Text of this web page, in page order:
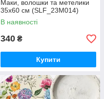
Маки, волошки та метелики
35x60 см (SLF_23M014)
В наявності
340 ₴
Купити